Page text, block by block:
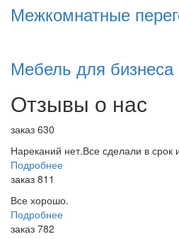
Межкомнатные
Мебель для бизнеса
Отзывы о нас
заказ 630
Нареканий нет.Все сделали в срок
Подробнее
заказ 811
Все хорошо.
Подробнее
заказ 782